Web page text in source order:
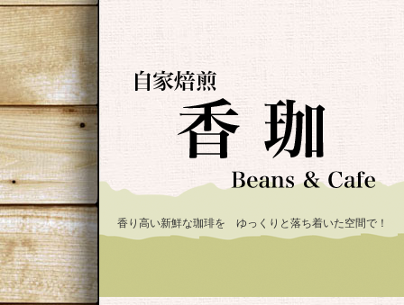
香り高い新鮮な珈琲を ゆっくりと落ち着いた空間で！